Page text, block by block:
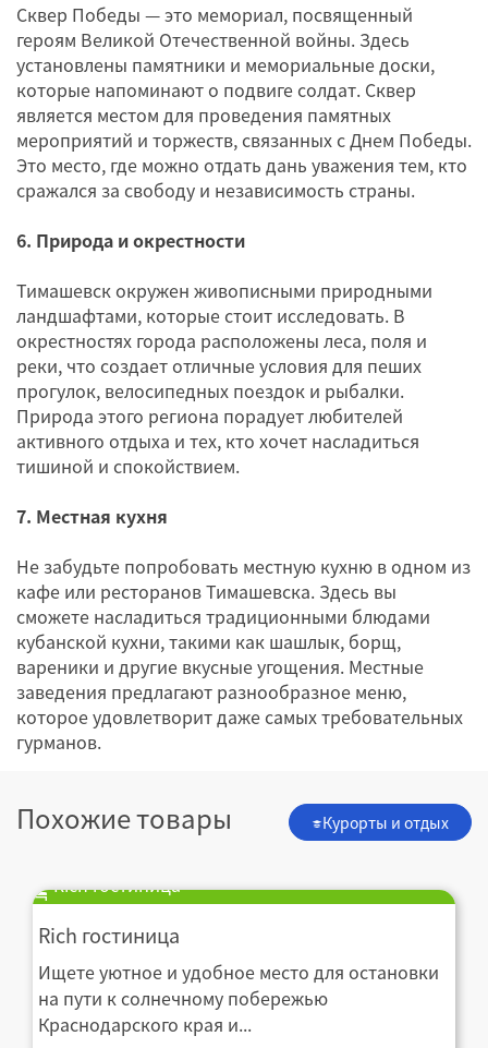
Сквер Победы — это мемориал, посвященный
героям Великой Отечественной войны. Здесь
установлены памятники и мемориальные доски,
которые напоминают о подвиге солдат. Сквер
является местом для проведения памятных
мероприятий и торжеств, связанных с Днем Победы.
Это место, где можно отдать дань уважения тем, кто
сражался за свободу и независимость страны.
6. Природа и окрестности
Тимашевск окружен живописными природными
ландшафтами, которые стоит исследовать. В
окрестностях города расположены леса, поля и
реки, что создает отличные условия для пеших
прогулок, велосипедных поездок и рыбалки.
Природа этого региона порадует любителей
активного отдыха и тех, кто хочет насладиться
тишиной и спокойствием.
7. Местная кухня
Не забудьте попробовать местную кухню в одном из
кафе или ресторанов Тимашевска. Здесь вы
сможете насладиться традиционными блюдами
кубанской кухни, такими как шашлык, борщ,
вареники и другие вкусные угощения. Местные
заведения предлагают разнообразное меню,
которое удовлетворит даже самых требовательных
гурманов.
Похожие товары Курорты и отдых
Rich гостиница
Rich гостиница
Ищете уютное и удобное место для остановки
на пути к солнечному побережью
Краснодарского края и...